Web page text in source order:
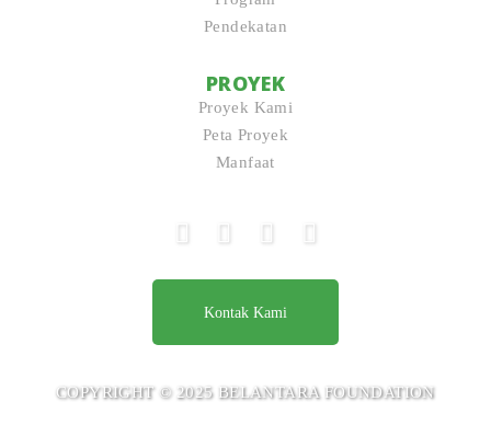
Pendekatan
PROYEK
Proyek Kami
Peta Proyek
Manfaat
Kontak Kami
COPYRIGHT © 2025 BELANTARA FOUNDATION